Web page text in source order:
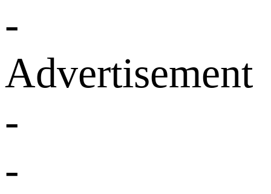
-
Advertisement
-
-